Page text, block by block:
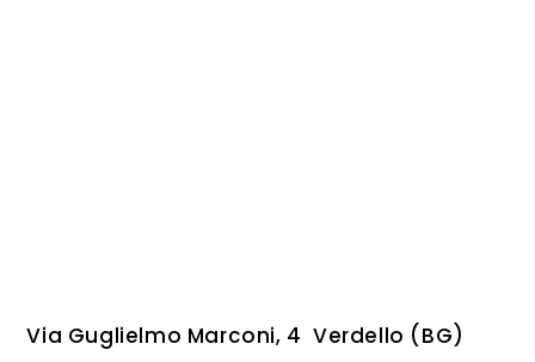
Via Guglielmo Marconi, 4 Verdello (BG)